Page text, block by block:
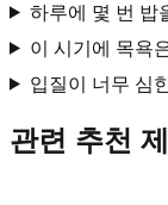
하루에 몇 번 밥
이 시기에 목욕
입질이 너무 심
관련 추천